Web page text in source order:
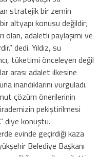
stratejik bir zemin
altyapı konusu değildir;
adaletli paylaşımı ve
dedi. Yıldız, su
tüketimi önceleyen değil
arası adalet ilkesine
inandıklarını vurguladı.
çözüm önerilerinin
pekiştirilmesi
diye konuştu.
evinde geçirdiği kaza
Belediye Başkanı